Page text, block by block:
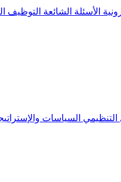
الأسئلة الشائعة التوظيف
التنظيمي السياسات